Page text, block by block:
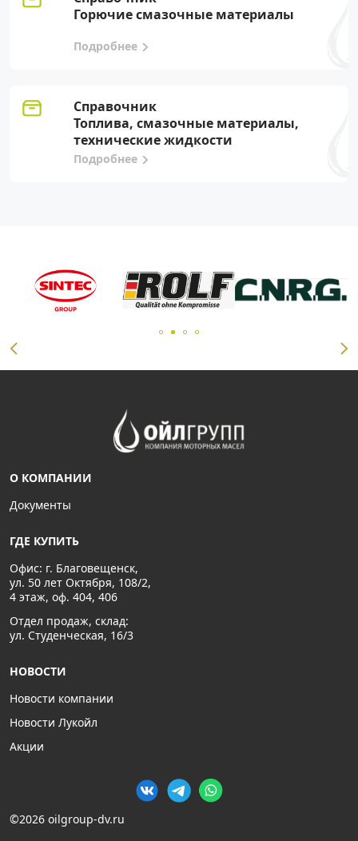
Горючие смазочные материалы
Подробнее
Справочник
Топлива, смазочные материалы,
технические жидкости
Подробнее
О КОМПАНИИ
Документы
ГДЕ КУПИТЬ
Офис: г. Благовещенск,
ул. 50 лет Октября, 108/2,
4 этаж, оф. 404, 406
Отдел продаж, склад:
ул. Студенческая, 16/3
НОВОСТИ
Новости компании
Новости Лукойл
Акции
©2026 oilgroup-dv.ru